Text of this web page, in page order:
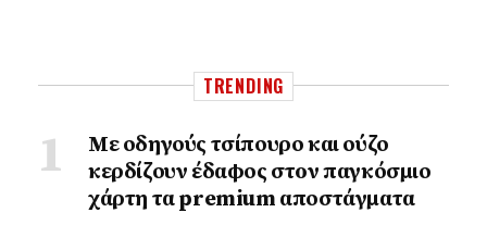
TRENDING
Με οδηγούς τσίπουρο και ούζο
κερδίζουν έδαφος στoν παγκόσμιο
χάρτη τα premium αποστάγματα